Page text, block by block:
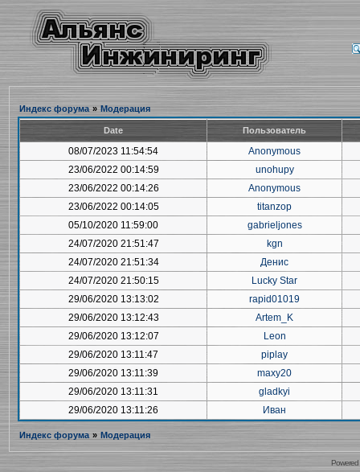
Индекс форума » Модерация
Date Пользователь
08/07/2023 11:54:54
Anonymous
23/06/2022 00:14:59
unohupy
23/06/2022 00:14:26
Anonymous
23/06/2022 00:14:05
titanzop
05/10/2020 11:59:00
gabrieljones
24/07/2020 21:51:47
kgn
24/07/2020 21:51:34
Денис
24/07/2020 21:50:15
Lucky Star
29/06/2020 13:13:02
rapid01019
29/06/2020 13:12:43
Artem_K
29/06/2020 13:12:07
Leon
29/06/2020 13:11:47
piplay
29/06/2020 13:11:39
maxy20
29/06/2020 13:11:31
gladkyi
29/06/2020 13:11:26
Иван
Индекс форума » Модерация